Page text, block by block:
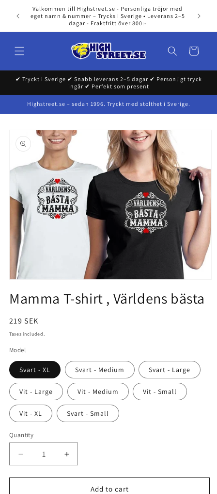
Skip to
content
Välkommen till Highstreet.se - Personliga tröjor med
eget namn & nummer – Trycks i Sverige • Leverans 2–5
dagar - Fraktfritt över 800:-
Cart
✔ Tryckt i Sverige ✔ Snabb leverans 2–5 dagar ✔ Personligt tryck
ingår ✔ Perfekt som present
Highstreet.se – sedan 1996. Tryckt med stolthet i Sverige.
product
information
media
in
modal
Mamma T-shirt , Världens bästa
Regular
price
219 SEK
Taxes included.
Model
Svart - XL Svart - Medium Svart - Large
Vit - Large Vit - Medium Vit - Small
Vit - XL Svart - Small
Quantity
Quantity
quantity
quantity
Add to cart